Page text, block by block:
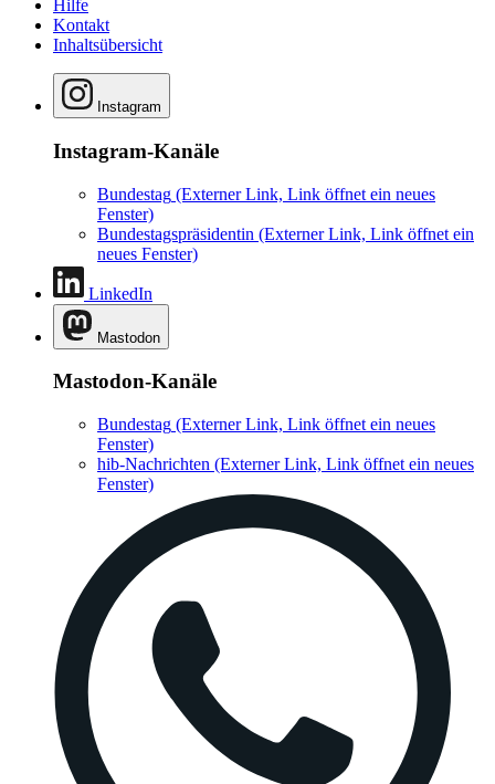
Hilfe
Kontakt
Inhaltsübersicht
Instagram
Instagram-Kanäle
Bundestag (Externer Link, Link öffnet ein neues
Fenster)
Bundestagspräsidentin (Externer Link, Link öffnet ein
neues Fenster)
LinkedIn
Mastodon
Mastodon-Kanäle
Bundestag (Externer Link, Link öffnet ein neues
Fenster)
hib-Nachrichten (Externer Link, Link öffnet ein neues
Fenster)